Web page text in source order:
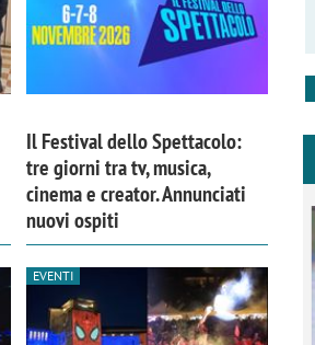
Il Festival dello Spettacolo:
tre giorni tra tv, musica,
cinema e creator. Annunciati
nuovi ospiti
EVENTI